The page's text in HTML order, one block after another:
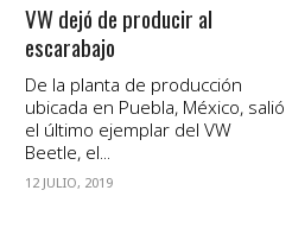
VW dejó de producir al
escarabajo
De la planta de producción
ubicada en Puebla, México, salió
el último ejemplar del VW
Beetle, el...
12 JULIO, 2019